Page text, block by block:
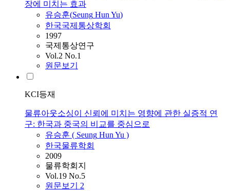
장에 미치는 효과
유승훈(Seung HunYu)
한국국제통상학회
1997
국제통상연구
Vol.2 No.1
원문보기
KCI등재
물류아웃소싱이 신뢰에 미치는 영향에 관한 실증적 연
구: 한국과 중국의 비교를 중심으로
유승훈 ( Seung HunYu )
한국물류학회
2009
물류학회지
Vol.19 No.5
원문보기 2